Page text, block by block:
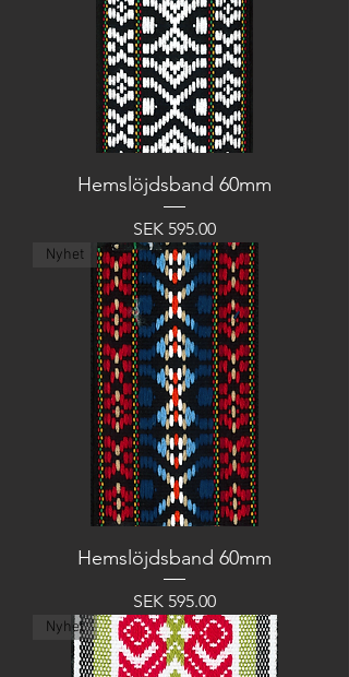
Hemslöjdsband 60mm
Price
SEK 595.00
Nyhet
Hemslöjdsband 60mm
Price
SEK 595.00
Nyhet